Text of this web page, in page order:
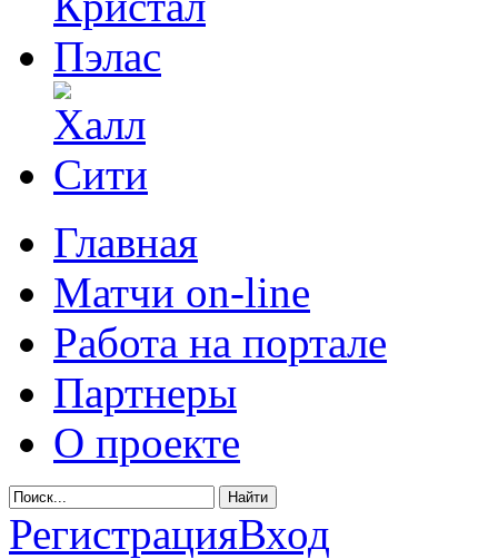
Главная
Матчи on-line
Работа на портале
Партнеры
О проекте
РегистрацияВход